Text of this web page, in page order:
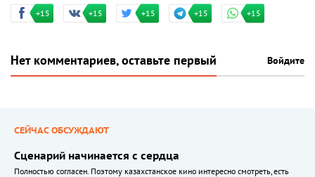
+15 +15 +15 +15 +15
Нет комментариев, оставьте первый Войдите
СЕЙЧАС ОБСУЖДАЮТ
Сценарий начинается с сердца
Полностью согласен. Поэтому казахстанское кино интересно смотреть, есть